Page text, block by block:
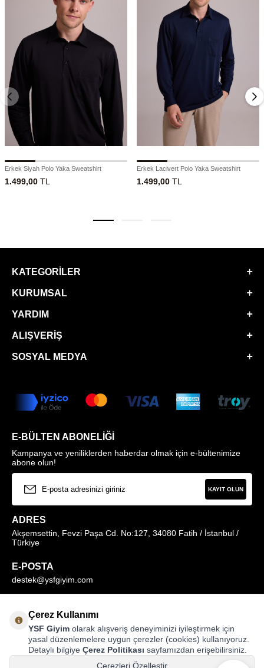
Erkek Siyah Polo Yaka Sweatshirt
1.499,00 TL
Erkek Lacivert Polo Yaka Sweatshirt
1.499,00 TL
KATEGORILER
KURUMSAL
YARDIM
ALIŞVERIŞ
SOSYAL MEDYA
E-BÜLTEN ABONELIĞI
Kampanya ve yeniliklerden haberdar olmak için e-bültenimize
abone olun!
KAYIT OLUN
ADRES
Akşemsettin, Fevzi Paşa Cd. No:127, 34080 Fatih / İstanbul /
Türkiye
E-POSTA
destek@ysfgiyim.com
0850 259 1373
MAĞAZALARIMIZ
Çerez Kullanımı
YSF Giyim olarak alışveriş deneyiminizi iyileştirmek için
yasal düzenlemelere uygun çerezler (cookies) kullanıyoruz.
Detaylı bilgiye Çerez Politikası sayfamızdan erişebilirsiniz.
Çerezleri Özelleştir